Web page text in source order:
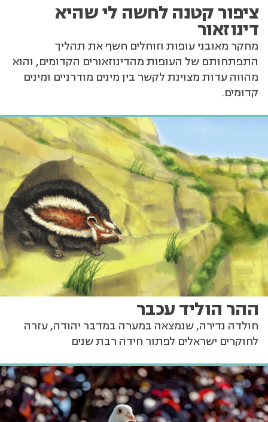
ציפור קטנה לחשה לי שהיא
דינוזאור
מחקר מאובני עופות וזוחלים חשף את תהליך
התפתחותם של העופות מהדינוזאורים הקדומים, והוא
מהווה עדות מצוינת לקשר בין מינים מודרניים ומינים
קדומים.
ההר הוליד עכבר
חולדה נדירה, שנמצאה במערה במדבר יהודה, עזרה
לחוקרים ישראלים לפתור חידה רבת שנים